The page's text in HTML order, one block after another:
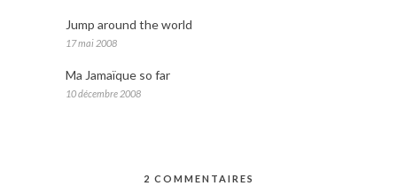
Jump around the world
17 mai 2008
Ma Jamaïque so far
10 décembre 2008
2 COMMENTAIRES